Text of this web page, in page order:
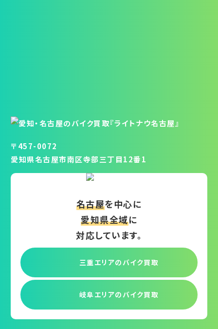
〒457-0072
愛知県名古屋市南区寺部三丁目12番1
名古屋を中心に
愛知県全域に
対応しています。
三重エリアのバイク買取
岐阜エリアのバイク買取